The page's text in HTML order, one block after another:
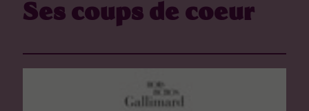
Ses coups de coeur